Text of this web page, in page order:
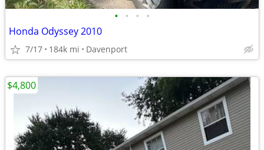
• • • •
Honda Odyssey 2010
7/17 184k mi Davenport
$4,800